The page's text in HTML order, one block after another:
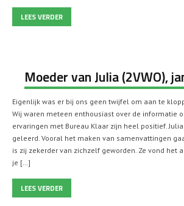
LEES VERDER
Moeder van Julia (2VWO),
Eigenlijk was er bij ons geen twijfel om aan te
Wij waren meteen enthousiast over de informatie
ervaringen met Bureau Klaar zijn heel positief.
geleerd. Vooral het maken van samenvattingen
is zij zekerder van zichzelf geworden. Ze vond het
je […]
LEES VERDER